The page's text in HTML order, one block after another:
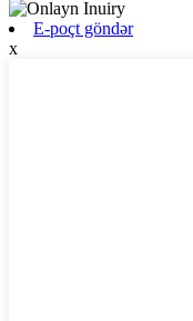
E-poçt göndər
x